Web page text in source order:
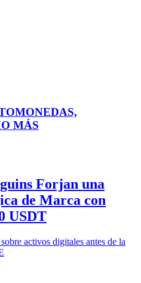
MÁS
Forjan una
de Marca con
USDT